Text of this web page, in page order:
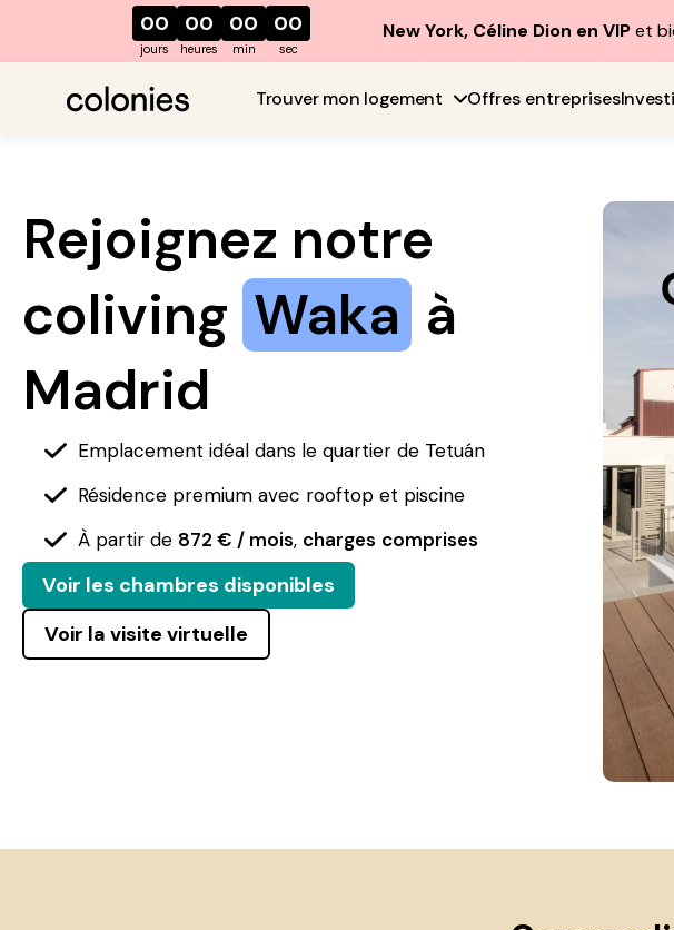
00
jours
00
heures
00
min
00
sec
New York, Céline Dion en VIPet
Trouver mon logement Offres entreprises
Rejoignez notre
coliving Waka à
Madrid
Emplacement idéal dans le quartier de Tetuán
Résidence premium avec rooftop et piscine
À partir de 872 € / mois, charges comprises
Voir les chambres disponibles
Voir la visite virtuelle